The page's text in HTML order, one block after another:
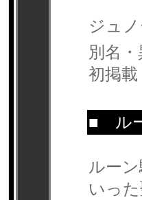
ジュ
別名
初掲
■ ル
ルー
いっ